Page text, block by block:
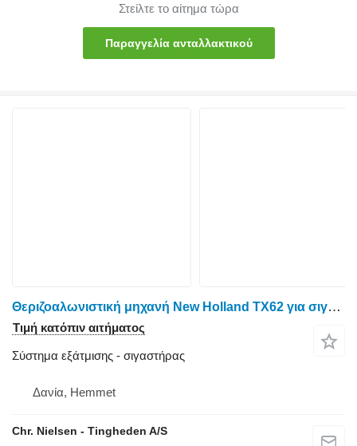
Στείλτε το αίτημα τώρα
Παραγγελία ανταλλακτικού
Θεριζοαλωνιστική μηχανή New Holland TX62 για σιγαστήρας
Τιμή κατόπιν αιτήματος
Σύστημα εξάτμισης - σιγαστήρας
Δανία, Hemmet
Chr. Nielsen - Tingheden A/S